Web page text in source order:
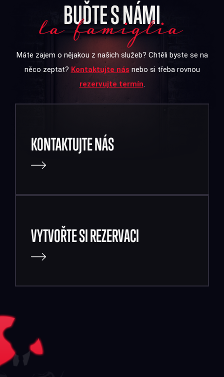
BUĎTE S NÁMI
la famiglia
Máte zajem o nějakou z našich služeb? Chtěli byste se na
něco zeptat? Kontaktujte nás nebo si třeba rovnou
rezervujte termín.
KONTAKTUJTE NÁS
VYTVOŘTE SI REZERVACI